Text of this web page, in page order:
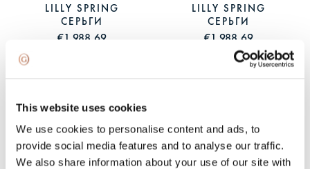
This website uses cookies
We use cookies to personalise content and ads, to
provide social media features and to analyse our traffic.
We also share information about your use of our site with
LILLY SPRING
СЕРЬГИ
€1 988,69
LILLY SPRING
СЕРЬГИ
€1 988,69